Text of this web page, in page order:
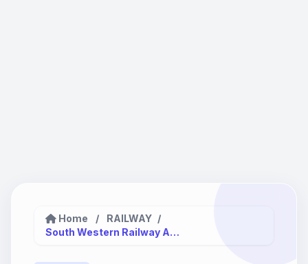
Home / RAILWAY /
South Western Railway Apprentice Recruitment...